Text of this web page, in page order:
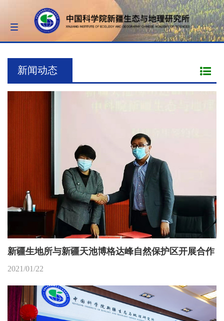
Toggle
navigation
新闻动态
新疆生地所与新疆天池博格达峰自然保护区开展合作
2021/01/22